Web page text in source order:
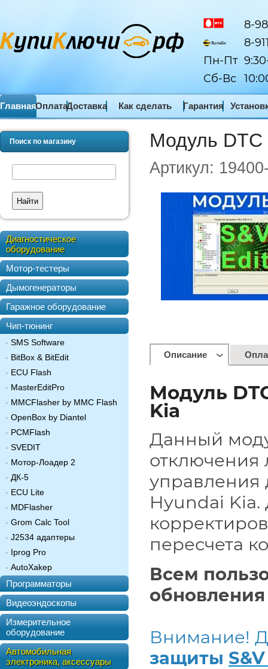
ГлавнаяОплатаДоставка Как сделать Гарантия
8-
8-
Пн-Пт
Сб-Вс
Поиск по магазину
Найти
Диагностическое
оборудование
Мотор-тестеры
Дымогенераторы
Гаражное оборудование
Чип-тюнинг
SMS Software
BitBox & BitEdit
ECU Flash
MasterEditPro
MMCFlasher by MMC Flash
OpenBox by Diantel
PCMFlash
SVEDIT
Мотор-Лоадер 2
ДК-5
ECU Lite
MDFlasher
Grom Calc Tool
J2534 адаптеры
Iprog Pro
AutoXakep
Программаторы
Видеоэндоскопы
Измерительное
оборудование
Автомобильная
электроника, аксессуары
Модуль DTC
Артикул:
Описание
Модуль
Kia
Данный
отключения
управления
Hyundai
пересчета
Всем
Внимание!
защиты